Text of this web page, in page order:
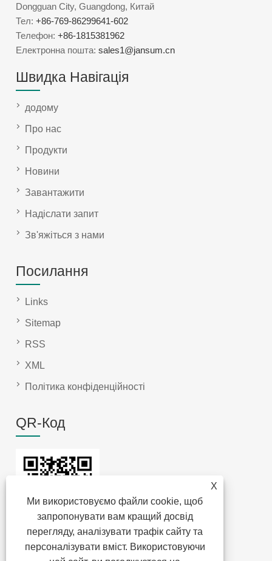
X
Ми використовуємо файли cookie, щоб
запропонувати вам кращий досвід
перегляду, аналізувати трафік сайту та
персоналізувати вміст. Використовуючи
Dongguan City, Guangdong, Китай
Тел:+86-769-86299641-602
Телефон:+86-1815381962
Електронна пошта:sales1@jansum.cn
Швидка Навігація
додому
Про нас
Продукти
Новини
Завантажити
Надіслати запит
Зв'яжіться з нами
Посилання
Links
Sitemap
RSS
XML
Політика конфіденційності
QR-Код